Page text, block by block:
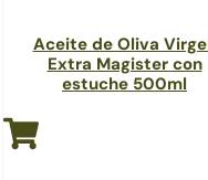
Aceite de Oliva
Extra Magister con
estuche 500ml